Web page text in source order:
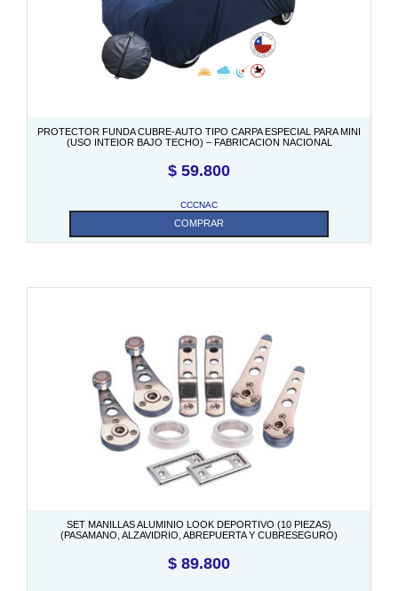
PROTECTOR FUNDA CUBRE-AUTO TIPO CARPA ESPECIAL PARA MINI
(USO INTEIOR BAJO TECHO) – FABRICACION NACIONAL
$ 59.800
CCCNAC
COMPRAR
SET MANILLAS ALUMINIO LOOK DEPORTIVO (10 PIEZAS)
(PASAMANO, ALZAVIDRIO, ABREPUERTA Y CUBRESEGURO)
$ 89.800